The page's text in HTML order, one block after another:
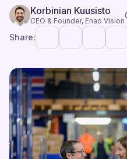
Korbinian Kuusisto
CEO & Founder, Enao Vision
Share: